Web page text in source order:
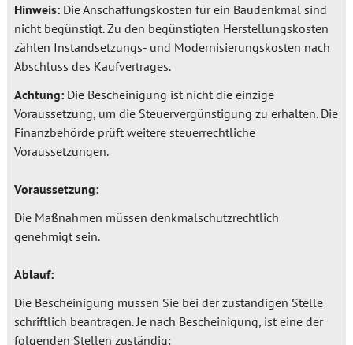
Hinweis:Die Anschaffungskosten für ein Baudenkmal sind
nicht begünstigt. Zu den begünstigten Herstellungskosten
zählen Instandsetzungs- und Modernisierungskosten nach
Abschluss des Kaufvertrages.
Achtung:Die Bescheinigung ist nicht die einzige
Voraussetzung, um die Steuervergünstigung zu erhalten. Die
Finanzbehörde prüft weitere steuerrechtliche
Voraussetzungen.
Voraussetzung:
Die Maßnahmen müssen denkmalschutzrechtlich
genehmigt sein.
Ablauf:
Die Bescheinigung müssen Sie bei der zuständigen Stelle
schriftlich beantragen. Je nach Bescheinigung, ist eine der
folgenden Stellen zuständig: